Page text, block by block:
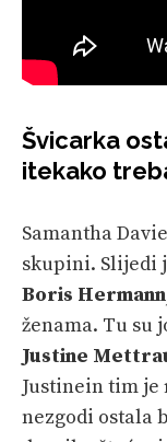
Švicarka
itekako
Samantha
skupini. Slijedi
Boris Hermann
ženama. Tu su
Justine
Justinein tim je
nezgodi ostala